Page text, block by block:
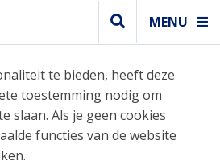
MENU
plaatsen. Wil je je
eenvoudig apparaten
Klik hier voor meer
te bieden, heeft deze
toestemming nodig om
slaan. Als je geen cookies
functies van de website